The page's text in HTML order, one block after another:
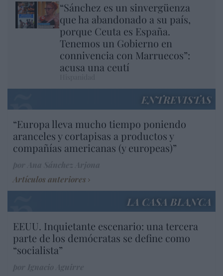
“Sánchez es un sinvergüenza
que ha abandonado a su país,
porque Ceuta es España.
Tenemos un Gobierno en
connivencia con Marruecos”:
acusa una ceutí
ENTREVISTAS
“Europa lleva mucho tiempo poniendo
aranceles y cortapisas a productos y
compañías americanas (y europeas)”
Artículos anteriores
LA CASA BLANCA
EEUU. Inquietante escenario: una tercera
parte de los demócratas se define como
“socialista”